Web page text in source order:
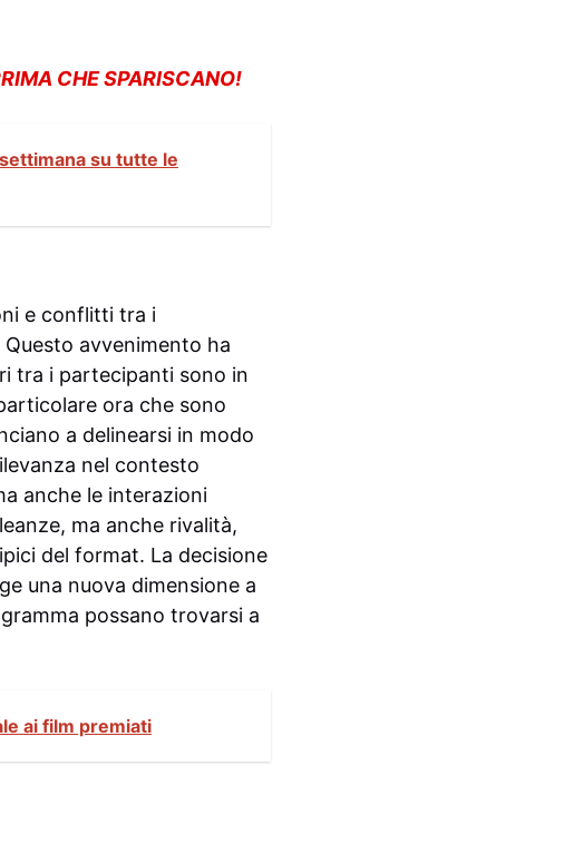
CHE SPARISCANO!
su tutte le
e conflitti tra i
Questo avvenimento ha
tra i partecipanti sono in
ora che sono
a delinearsi in modo
nel contesto
anche le interazioni
ma anche rivalità,
del format. La decisione
una nuova dimensione a
possano trovarsi a
ai film premiati